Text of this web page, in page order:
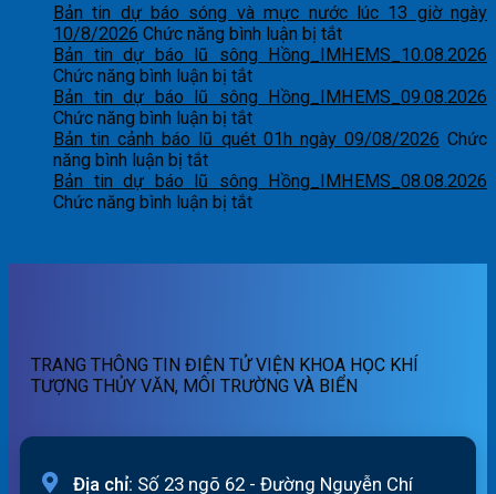
Bản tin dự báo sóng và mực nước lúc 13 giờ ngày
10/8/2026 Chức năng bình luận bị tắtở
Bản
dự
sóng
mực
giờ
Bản tin dự báo lũ sông Hồng_IMHEMS_10.08.2026
Chức năng bình luận bị tắtở
Bản
tin
dự
lũ
sông
Bản tin dự báo lũ sông Hồng_IMHEMS_09.08.2026
Chức năng bình luận bị tắtở
Bản
dự
báo
Hồng_IMHEMS_09.08.2026
Bản tin cảnh báo lũ quét 01h ngày 09/08/2026 Chức
năng bình luận bị tắtở
Bản
tin
lũ
09/08/2026
Bản tin dự báo lũ sông Hồng_IMHEMS_08.08.2026
Chức năng bình luận bị tắtở
dự
TRANG THÔNG TIN ĐIỆN TỬ VIỆN KHOA HỌC KHÍ
TƯỢNG THỦY VĂN, MÔI TRƯỜNG VÀ BIỂN
Địa chỉ: Số 23 ngõ 62 - Đường Nguyễn Chí